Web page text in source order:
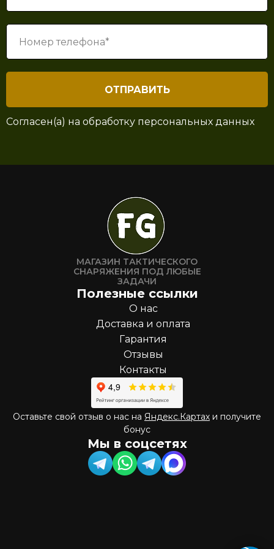
ОТПРАВИТЬ
Согласен(а) на обработку персональных данных
МАГАЗИН ТАКТИЧЕСКОГО
СНАРЯЖЕНИЯ ПОД ЛЮБЫЕ
ЗАДАЧИ
Полезные ссылки
О нас
Доставка и оплата
Гарантия
Отзывы
Контакты
Оставьте свой отзыв о нас на Яндекс.Картах и получите
бонус
Мы в соцсетях